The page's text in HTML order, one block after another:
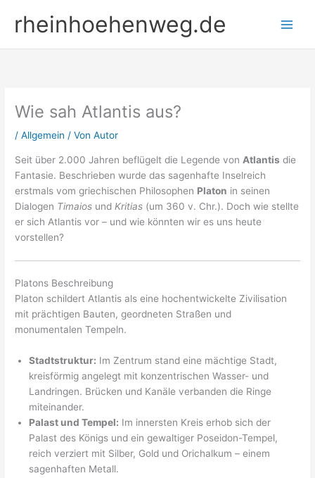
Inhaltrheinhoehenweg.de
Wie sah Atlantis aus?
/Allgemein / VonAutor
Seit über 2.000 Jahren beflügelt die Legende von Atlantis die
Fantasie. Beschrieben wurde das sagenhafte Inselreich
erstmals vom griechischen Philosophen Platon in seinen
Dialogen Timaios und Kritias (um 360 v. Chr.). Doch wie stellte
er sich Atlantis vor – und wie könnten wir es uns heute
vorstellen?
Platons Beschreibung
Platon schildert Atlantis als eine hochentwickelte Zivilisation
mit prächtigen Bauten, geordneten Straßen und
monumentalen Tempeln.
Stadtstruktur: Im Zentrum stand eine mächtige Stadt,
kreisförmig angelegt mit konzentrischen Wasser- und
Landringen. Brücken und Kanäle verbanden die Ringe
miteinander.
Palast und Tempel: Im innersten Kreis erhob sich der
Palast des Königs und ein gewaltiger Poseidon-Tempel,
reich verziert mit Silber, Gold und Orichalkum – einem
sagenhaften Metall.